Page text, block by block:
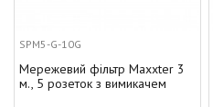
SPM5-G-10G
Мережевий фільтр Maxxter 3
м., 5 розеток з вимикачем